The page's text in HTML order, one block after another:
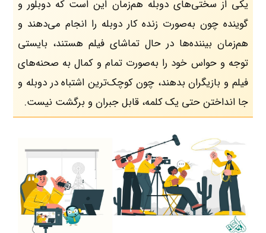
یکی از سختی‌های دوبله هم‌زمان این است که دوبلور و
گوینده چون به‌صورت زنده کار دوبله را انجام می‌دهند و
هم‌زمان بیننده‌ها در حال تماشای فیلم هستند، بایستی
توجه و حواس خود را به‌صورت تمام و کمال به صحنه‌های
فیلم و بازیگران بدهند، چون کوچک‌ترین اشتباه در دوبله و
جا انداختن حتی یک کلمه، قابل جبران و برگشت نیست.